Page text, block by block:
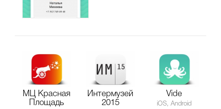
МЦ Красная
Площадь
Интермузей
2015
Vide
iOS, Android